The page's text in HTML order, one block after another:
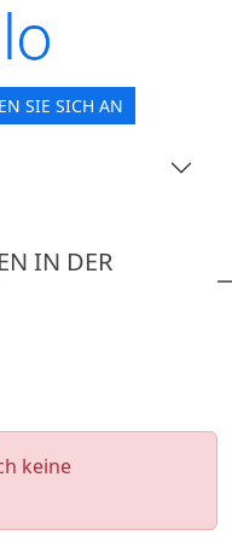
SIE SICH AN
IN DER
keine